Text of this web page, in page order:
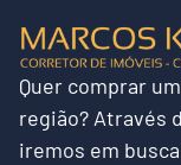
Quer comprar
região? Através
iremos em